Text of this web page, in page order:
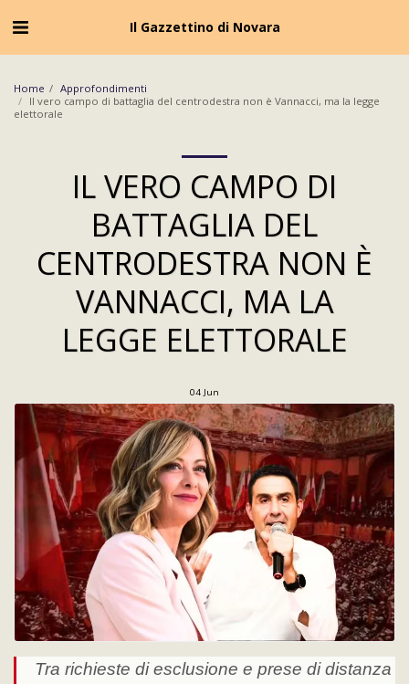
Il Gazzettino di Novara
Home
Approfondimenti
Il vero campo di battaglia del centrodestra non è Vannacci, ma la legge
elettorale
IL VERO CAMPO DI
BATTAGLIA DEL
CENTRODESTRA NON È
VANNACCI, MA LA
LEGGE ELETTORALE
04 Jun
Tra richieste di esclusione e prese di distanza